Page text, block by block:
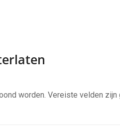
worden. Vereiste velden zijn